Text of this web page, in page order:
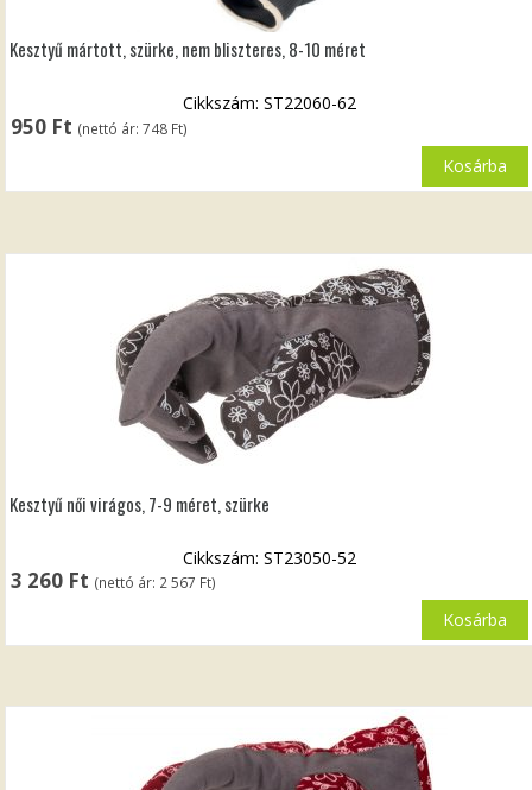
Kesztyű mártott, szürke, nem bliszteres, 8-10 méret
950 Ft (nettó ár:748 Ft)
Cikkszám: ST22060-62
Kosárba
Kesztyű női virágos, 7-9 méret, szürke
3 260 Ft (nettó ár: 2 567 Ft)
Cikkszám: ST23050-52
Kosárba